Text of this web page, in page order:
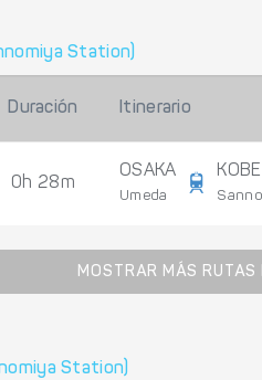
Station)
Duración Itinerario
0h 28m
OSAKA
Umeda
KOBE
MOSTRAR MÁS RUTAS
Station)